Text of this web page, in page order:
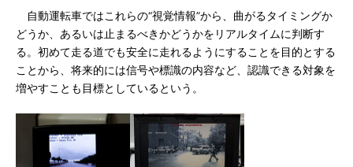
自動運転車ではこれらの“視覚情報”から、曲がるタイミングか
どうか、あるいは止まるべきかどうかをリアルタイムに判断す
る。初めて走る道でも安全に走れるようにすることを目的とする
ことから、将来的には信号や標識の内容など、認識できる対象を
増やすことも目標としているという。